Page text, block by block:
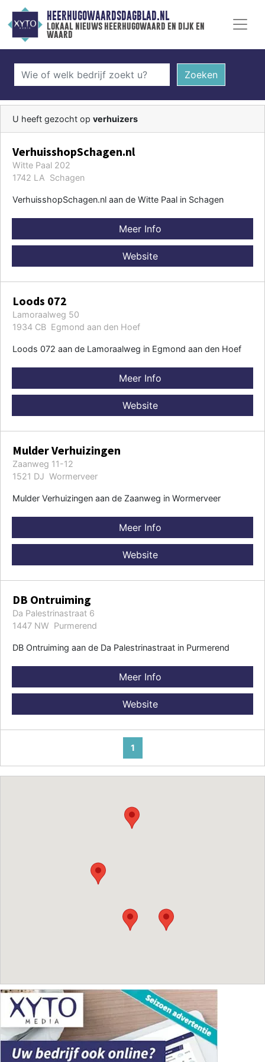
HEERHUGOWAARDSDAGBLAD.NL
lokaal nieuws heerhugowaard en dijk en
waard
Zoeken
U heeft gezocht op verhuizers
VerhuisshopSchagen.nl
Witte Paal 202
1742 LA Schagen
VerhuisshopSchagen.nl aan de Witte Paal in Schagen
Meer Info
Website
Loods 072
Lamoraalweg 50
1934 CB Egmond aan den Hoef
Loods 072 aan de Lamoraalweg in Egmond aan den Hoef
Meer Info
Website
Mulder Verhuizingen
Zaanweg 11-12
1521 DJ Wormerveer
Mulder Verhuizingen aan de Zaanweg in Wormerveer
Meer Info
Website
DB Ontruiming
Da Palestrinastraat 6
1447 NW Purmerend
DB Ontruiming aan de Da Palestrinastraat in Purmerend
Meer Info
Website
1